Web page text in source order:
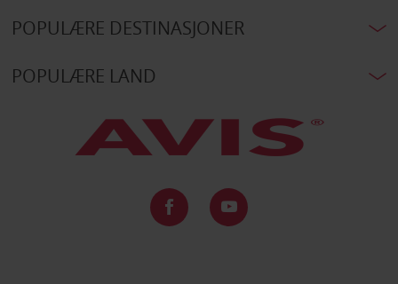
POPULÆRE DESTINASJONER
POPULÆRE LAND